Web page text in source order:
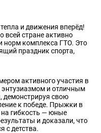
и движения вперёд!
всей стране активно
норм комплекса ГТО. Это
праздник спорта,
активного участия в
и отличным
демонстрируя свою
к победе. Прыжки в
на гибкость — юные
и доказали, что
с детства.